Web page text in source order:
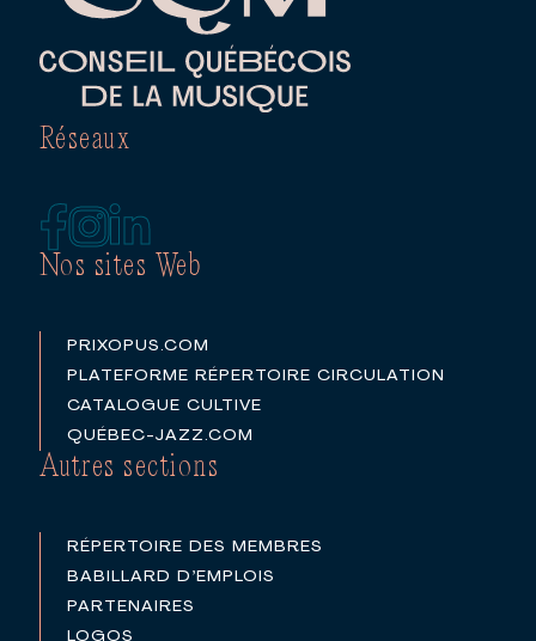
Nos sites Web
PRIXOPUS.COM
PLATEFORME RÉPERTOIRE CIRCULATION
CATALOGUE CULTIVE
QUÉBEC-JAZZ.COM
Autres sections
RÉPERTOIRE DES MEMBRES
BABILLARD D’EMPLOIS
PARTENAIRES
LOGOS
Réseaux